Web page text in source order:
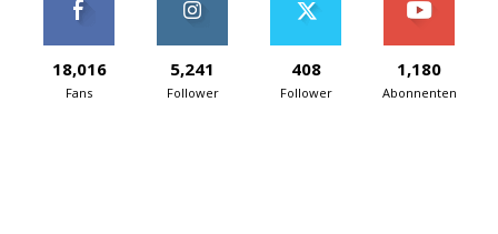
18,016
Fans
5,241
Follower
408
Follower
1,180
Abonnenten